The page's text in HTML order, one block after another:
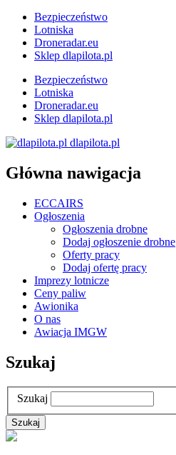
Bezpieczeństwo
Lotniska
Droneradar.eu
Sklep dlapilota.pl
Bezpieczeństwo
Lotniska
Droneradar.eu
Sklep dlapilota.pl
dlapilota.pl
Główna nawigacja
ECCAIRS
Ogłoszenia
Ogłoszenia drobne
Dodaj ogłoszenie drobne
Oferty pracy
Dodaj ofertę pracy
Imprezy lotnicze
Ceny paliw
Awionika
O nas
Awiacja IMGW
Szukaj
Szukaj